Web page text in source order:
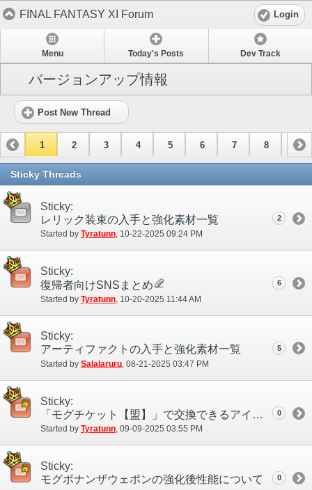
FINAL FANTASY XI Forum Login
Menu Today's Posts Dev Track
バージョンアップ情報
Post New Thread
1 2 3 4 5 6 7 8 9
10 11
Sticky Threads
Sticky:
レリック装束の入手と強化素材一覧
Started by Tyratunn‎, 10-22-2025 09:24 PM
2
Sticky:
復帰者向けSNSまとめ
Started by Tyratunn ‎, 10-20-2025 11:44 AM
6
Sticky:
アーティファクトの入手と強化素材一覧
Started by Salalaruru‎, 08-21-2025 03:47 PM
5
Sticky:
「モグチケット【盟】」で交換できるアイテムについて
Started by Tyratunn‎, 09-09-2025 03:55 PM
0
Sticky:
モグボナンザウェポンの強化後性能について
0